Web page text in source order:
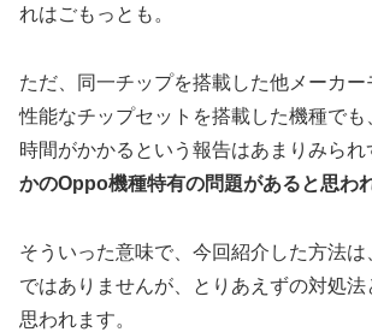
れはごもっとも。
ただ、同一チップを搭載した他メーカ
性能なチップセットを搭載した機種でも
時間がかかるという報告はあまりみられ
かのOppo機種特有の問題があると思わ
そういった意味で、今回紹介した方法
ではありませんが、とりあえずの対処法
思われます。